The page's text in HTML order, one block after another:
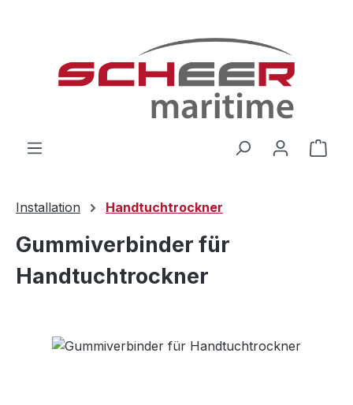
Installation Handtuchtrockner
Gummiverbinder für
Handtuchtrockner
Bildergalerie überspringen